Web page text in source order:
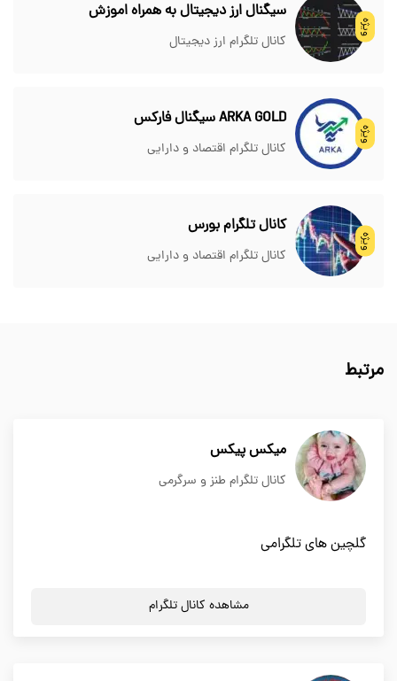
ویژه
سیگنال ارز دیجیتال به همراه اموزش
کانال تلگرام ارز دیجیتال
ویژه
ARKA GOLD سیگنال فارکس
کانال تلگرام اقتصاد و دارایی
ویژه
کانال تلگرام بورس
کانال تلگرام اقتصاد و دارایی
مرتبط
میکس پیکس
کانال تلگرام طنز و سرگرمی
گلچین های تلگرامی
مشاهده کانال تلگرام